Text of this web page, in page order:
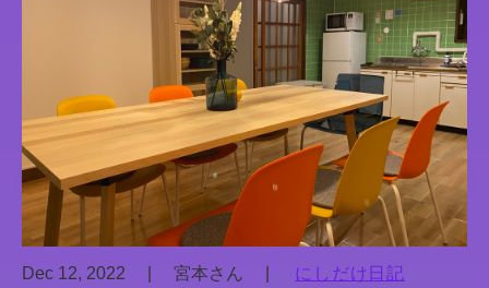
Dec 12, 2022 宮本さん にしだけ日記